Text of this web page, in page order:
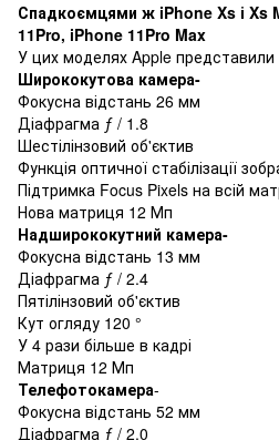
Спадкоємцями ж iPhone Xs і Xs
11Pro, iPhone 11Pro Max
У цих моделях Apple
Ширококутова камера-
Фокусна відстань 26 мм
Діафрагма ƒ / 1.8
Шестілінзовий об'єктив
Функція оптичної стабілізації
Підтримка Focus Pixels на всій
Нова матриця 12 Мп
Надширококутний камера-
Фокусна відстань 13 мм
Діафрагма ƒ / 2.4
Пятілінзовий об'єктив
Кут огляду 120 °
У 4 рази більше в кадрі
Матриця 12 Мп
Телефотокамера-
Фокусна відстань 52 мм
Діафрагма ƒ / 2.0